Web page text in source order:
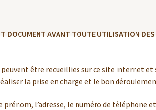
DOCUMENT AVANT TOUTE UTILISATION DES
être recueillies sur ce site internet et
la prise en charge et le bon
l’adresse, le numéro de téléphone et